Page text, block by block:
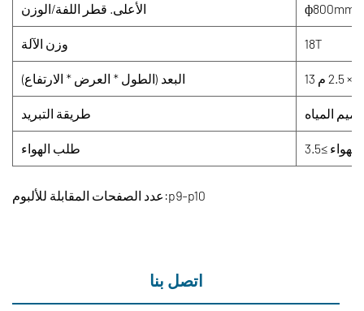
الأعلى. قطر اللفة/الوزن ф800mm/
وزن الآلة 18T
البعد (الطول * العرض * الارتفاع)
طريقة التبريد المياه
طلب الهواء
عدد الصفحات المقابلة للألبوم:p9-p10
اتصل بنا